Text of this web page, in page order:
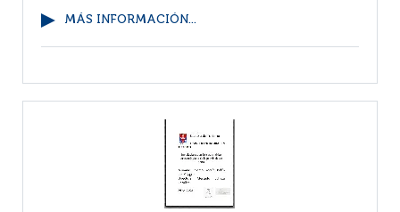
MÁS INFORMACIÓN...